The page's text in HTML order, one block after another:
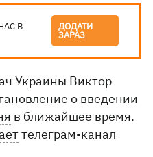
В ДОДАТИ
ЗАРАЗ
Украины Виктор
о введении
в ближайшее время.
телеграм-канал